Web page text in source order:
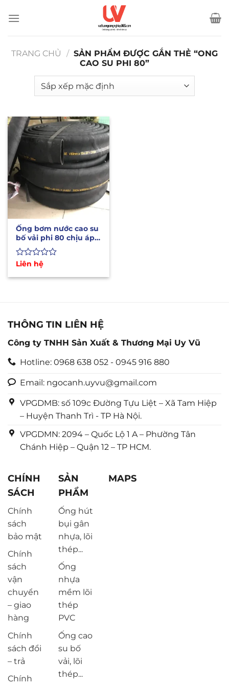
qua
TRANG CHỦ
/ SẢN PHẨM ĐƯỢC GẮN THẺ “ONG
CAO SU PHI 80”
Ống bơm nước cao su
bố vải phi 80 chịu áp
lực cao, chịu mài mòn
Được
hạng
Liên hệ
THÔNG TIN LIÊN HỆ
Công ty TNHH Sản Xuất & Thương Mại Uy Vũ
Hotline: 0968 638 052 - 0945 916 880
Email: ngocanh.uyvu@gmail.com
VPGDMB: số 109c Đường Tựu Liệt – Xã Tam Hiệp
– Huyện Thanh Trì - TP Hà Nội.
VPGDMN: 2094 – Quốc Lộ 1 A – Phường Tân
Chánh Hiệp – Quận 12 – TP HCM.
CHÍNH
SÁCH
Chính
sách
bảo mật
Chính
sách
vận
chuyển
– giao
hàng
Chính
sách đổi
– trả
Chính
SẢN
PHẨM
Ống hút
bụi gân
nhựa, lõi
thép...
Ống
nhựa
mềm lõi
thép
PVC
Ống cao
su bố
vải, lõi
thép...
MAPS